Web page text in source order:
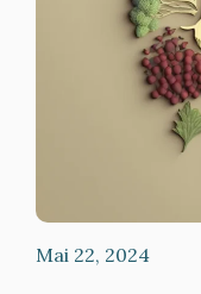
Mai 22, 2024